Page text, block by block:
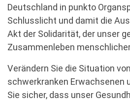
Deutschland in punkto
Schlusslicht und damit die
Akt der Solidarität, der unser
Zusammenleben
Verändern Sie die Situation
schwerkranken Erwachsenen
Sie sicher, dass unser